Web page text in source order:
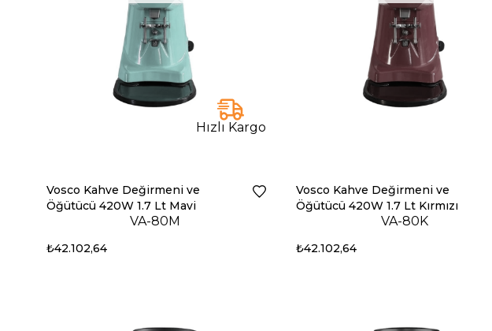
Vosco Kahve Değirmeni ve
Öğütücü 420W 1.7 Lt Mavi
VA-80M
₺42.102,64
Hızlı Kargo
Vosco Kahve Değirmeni ve
Öğütücü 420W 1.7 Lt Kırmızı
VA-80K
₺42.102,64